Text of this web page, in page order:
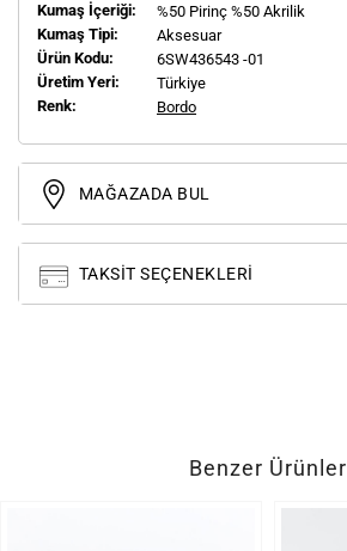
Kumaş İçeriği:
%50 Pirinç %50 Akrilik
Kumaş Tipi:
Aksesuar
Ürün Kodu:
6SW436543 -01
Üretim Yeri:
Türkiye
Renk:
Bordo
MAĞAZADA BUL
TAKSIT SEÇENEKLERI
Benzer Ürünler